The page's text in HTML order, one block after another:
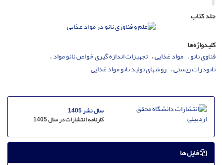
جلد کتاب
کلیدواژه‌ها
فناوی نانو مواد غذایی تجهیزات اندازه گیری خواص نانو مواد
نانوذرات زیستی روشهای تولید نانو مواد غذایی
سال نشر 1405
کارنامه انتشارات در سال 1405
فایل ها